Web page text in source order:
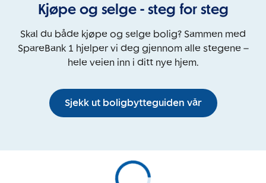
Kjøpe og selge - steg for steg
Skal du både kjøpe og selge bolig? Sammen med
SpareBank 1 hjelper vi deg gjennom alle stegene –
hele veien inn i ditt nye hjem.
Sjekk ut boligbytteguiden vår